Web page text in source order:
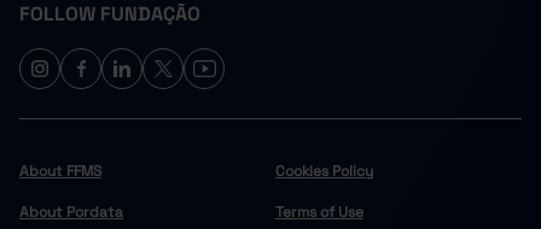
FOLLOW FUNDAÇÃO
About FFMS
About Pordata
Cookies Policy
Terms of Use